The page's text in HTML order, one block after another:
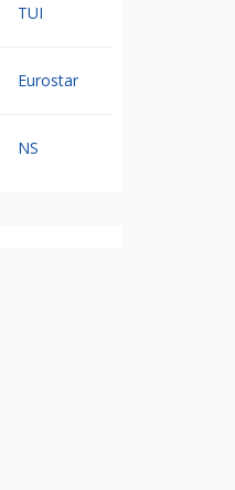
TUI
Eurostar
NS